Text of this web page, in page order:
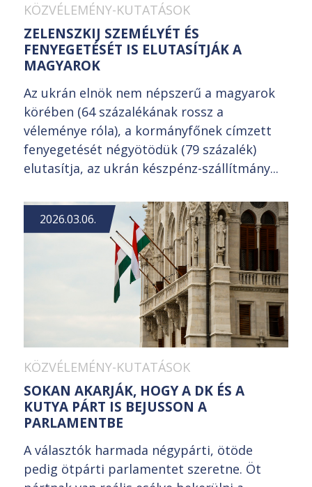
KÖZVÉLEMÉNY-KUTATÁSOK
ZELENSZKIJ SZEMÉLYÉT ÉS
FENYEGETÉSÉT IS ELUTASÍTJÁK A
MAGYAROK
Az ukrán elnök nem népszerű a magyarok
körében (64 százalékának rossz a
véleménye róla), a kormányfőnek címzett
fenyegetését négyötödük (79 százalék)
elutasítja, az ukrán készpénz-szállítmány...
2026.03.06.
KÖZVÉLEMÉNY-KUTATÁSOK
SOKAN AKARJÁK, HOGY A DK ÉS A
KUTYA PÁRT IS BEJUSSON A
PARLAMENTBE
A választók harmada négypárti, ötöde
pedig ötpárti parlamentet szeretne. Öt